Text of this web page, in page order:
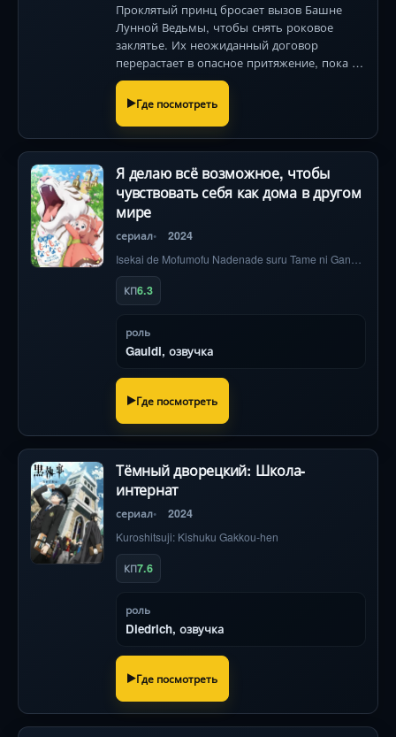
Проклятый принц бросает вызов Башне
Лунной Ведьмы, чтобы снять роковое
заклятье. Их неожиданный договор
перерастает в опасное притяжение, пока из
прошлого поднимаются древние тени. (141
символ)
Где посмотреть
Я делаю всё возможное, чтобы
чувствовать себя как дома в другом
мире
сериал 2024
КП6.3
роль
Gauldi, озвучка
Где посмотреть
Тёмный дворецкий: Школа-
интернат
сериал 2024
Kuroshitsuji: Kishuku Gakkou-hen
КП7.6
роль
Diedrich, озвучка
Где посмотреть